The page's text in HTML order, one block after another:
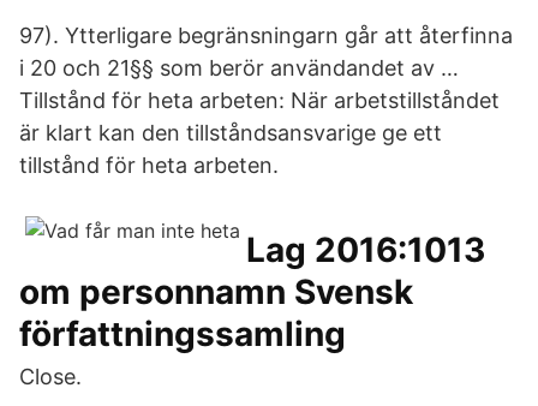
97). Ytterligare begränsningarn går att återfinna
i 20 och 21§§ som berör användandet av …
Tillstånd för heta arbeten: När arbetstillståndet
är klart kan den tillståndsansvarige ge ett
tillstånd för heta arbeten.
Lag 2016:1013
om personnamn Svensk
författningssamling
Close.